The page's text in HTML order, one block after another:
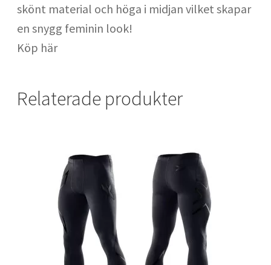
SATS Regeringsgatan
SATS Signalfabriken
SATS SoFo
SATS Sportpalatset
SATS Stureplan
SATS Sveavägen
skönt material och höga i midjan vilket skapar
en snygg feminin look!
Köp här
Relaterade produkter